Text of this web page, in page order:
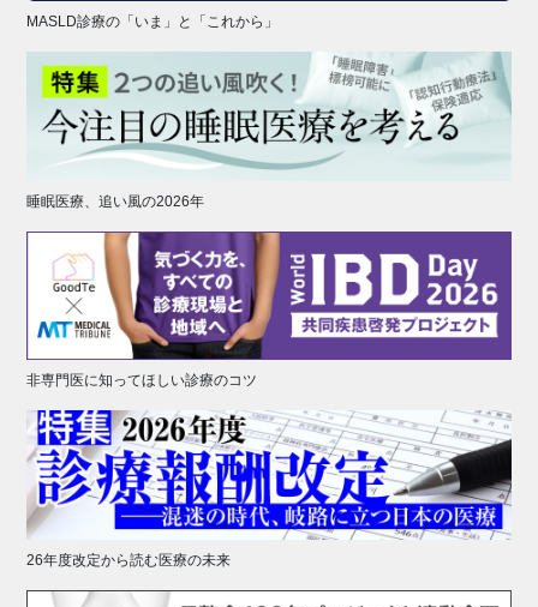
MASLD診療の「いま」と「これから」
睡眠医療、追い風の2026年
非専門医に知ってほしい診療のコツ
26年度改定から読む医療の未来